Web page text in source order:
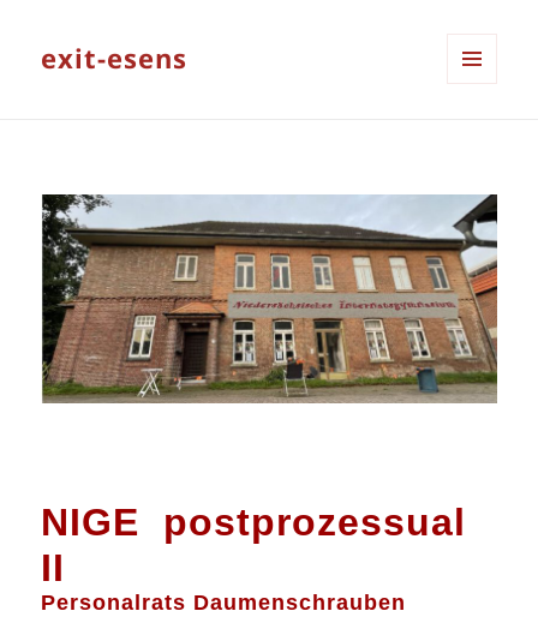
exit-esens
NIGE postprozessual
II
Personalrats Daumenschrauben